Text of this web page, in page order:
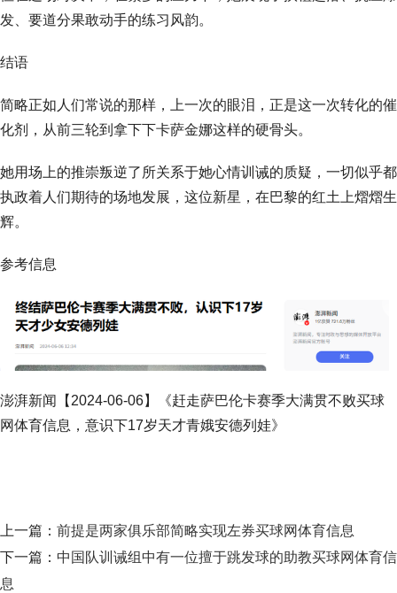
发、要道分果敢动手的练习风韵。
结语
简略正如人们常说的那样，上一次的眼泪，正是这一次转化的催
化剂，从前三轮到拿下下卡萨金娜这样的硬骨头。
她用场上的推崇叛逆了所关系于她心情训诫的质疑，一切似乎都
执政着人们期待的场地发展，这位新星，在巴黎的红土上熠熠生
辉。
参考信息
澎湃新闻【2024-06-06】《赶走萨巴伦卡赛季大满贯不败买球
网体育信息，意识下17岁天才青娥安德列娃》
上一篇： 前提是两家俱乐部简略实现左券买球网体育信息
下一篇： 中国队训诫组中有一位擅于跳发球的助教买球网体育信
息